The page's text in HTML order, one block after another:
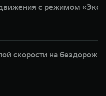
с режимом
скорости на